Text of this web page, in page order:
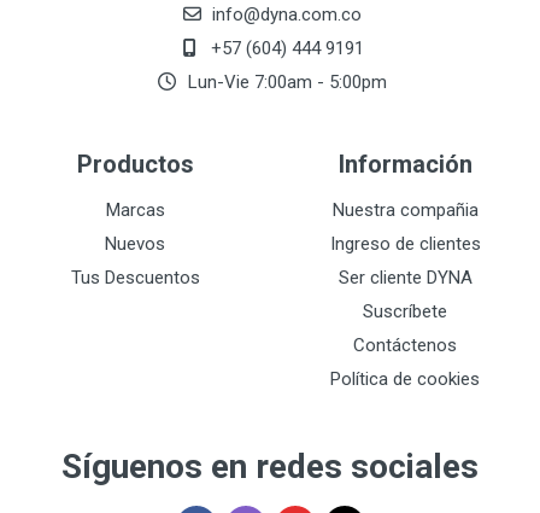
info@dyna.com.co
+57 (604) 444 9191
Lun-Vie 7:00am - 5:00pm
Productos
Marcas
Nuevos
Tus Descuentos
Información
Nuestra compañia
Ingreso de clientes
Ser cliente DYNA
Suscríbete
Contáctenos
Política de cookies
Síguenos en redes sociales